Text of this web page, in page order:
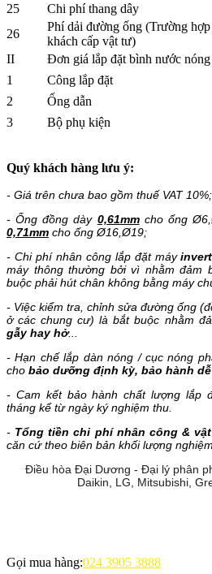
25
Chi phí thang dây
26
Phí dải đường ống (Trường hợp
khách cấp vật tư)
II
Đơn giá lắp đặt bình nước nóng
1
Công lắp đặt
2
Ống dẫn
3
Bộ phụ kiện
Quý khách hàng lưu ý:
- Giá trên chưa bao gồm thuế VAT 10%;
- Ống đồng dày 0,61mmcho ống
0,71mm cho ống Ø16,Ø19;
- Chi phí nhân công lắp đặt máy
máy thông thường bởi vì nhằm đảm
buộc phải hút chân không bằng máy
- Việc kiểm tra, chỉnh sửa đường ống
ở các chung cư) là bắt buộc nhằm
gẫy hay hở...
- Hạn chế lắp dàn nóng / cục nóng
cho bảo dưỡng định kỳ, bảo hành
- Cam kết bảo hành chất lượng lắp
tháng kể từ ngày ký nghiệm thu.
- Tổng tiền chi phí nhân công &
căn cứ theo biên bản khối lượng
Điều hòa Đại Dương - Đại lý phân
Daikin, LG, Mitsubishi,
Gọi mua hàng:024 3905 3888